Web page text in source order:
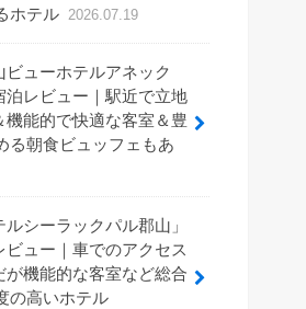
ホテル 2026.07.19
ビューホテルアネック
泊レビュー｜駅近で立地
機能的で快適な客室＆豊
る朝食ビュッフェもあ
ルシーラックパル郡山」
ビュー｜車でのアクセス
が機能的な客室など総合
の高いホテル